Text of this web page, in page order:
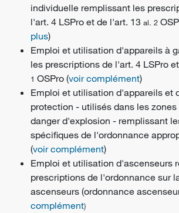
individuelle remplissant les
l'art. 4 LSPro et de l'art. 13 al. 2
plus)
Emploi et utilisation d'appareils à
les prescriptions de l'art. 4 LSPro
1 OSPro (voir complément)
Emploi et utilisation d'appareils et
protection - utilisés dans les zones
danger d'explosion - remplissant
spécifiques de l'ordonnance
(voir complément)
Emploi et utilisation d'ascenseurs
prescriptions de l'ordonnance sur
ascenseurs (ordonnance
complément)